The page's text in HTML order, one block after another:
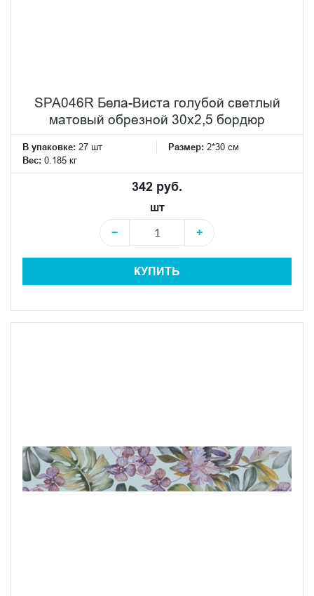
SPA046R Бела-Виста голубой светлый
матовый обрезной 30х2,5 бордюр
В упаковке: 27 шт Размер: 2*30 см
Вес: 0.185 кг
342 руб.
шт
−
+
КУПИТЬ